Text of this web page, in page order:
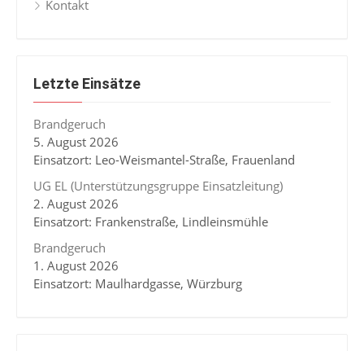
Kontakt
Letzte Einsätze
Brandgeruch
5. August 2026
Einsatzort: Leo-Weismantel-Straße, Frauenland
UG EL (Unterstützungsgruppe Einsatzleitung)
2. August 2026
Einsatzort: Frankenstraße, Lindleinsmühle
Brandgeruch
1. August 2026
Einsatzort: Maulhardgasse, Würzburg